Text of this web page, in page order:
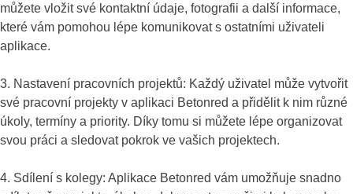
můžete vložit své kontaktní údaje, fotografii a další informace,
které vám pomohou lépe komunikovat s ostatními uživateli
aplikace.
3. Nastavení pracovních projektů: Každý uživatel může vytvořit
své pracovní projekty v aplikaci Betonred a přidělit k nim různé
úkoly, termíny a priority. Díky tomu si můžete lépe organizovat
svou práci a sledovat pokrok ve vašich projektech.
4. Sdílení s kolegy: Aplikace Betonred vám umožňuje snadno